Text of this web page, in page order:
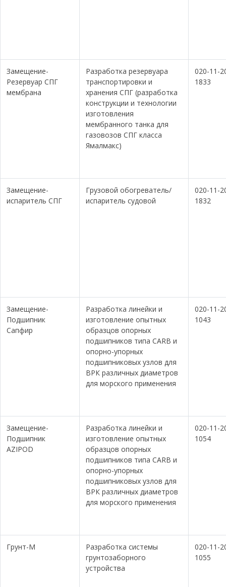
Замещение-
Резервуар СПГ
мембрана
Разработка резервуара
транспортировки и
хранения СПГ (разработка
конструкции и технологии
изготовления
мембранного танка для
газовозов СПГ класса
Ямалмакс)
020-11-
1833
Замещение-
испаритель СПГ
Грузовой обогреватель/
испаритель судовой
020-11-
1832
Замещение-
Подшипник
Сапфир
Разработка линейки и
изготовление опытных
образцов опорных
подшипников типа CARB и
опорно-упорных
подшипниковых узлов для
ВРК различных диаметров
для морского применения
020-11-
1043
Замещение-
Подшипник
AZIPOD
Разработка линейки и
изготовление опытных
образцов опорных
подшипников типа CARB и
опорно-упорных
подшипниковых узлов для
ВРК различных диаметров
для морского применения
020-11-
1054
Грунт-М
Разработка системы
грунтозаборного
устройства
020-11-
1055